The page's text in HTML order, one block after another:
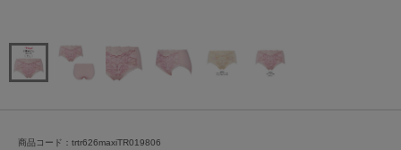
商品コード：trtr626maxiTR019806